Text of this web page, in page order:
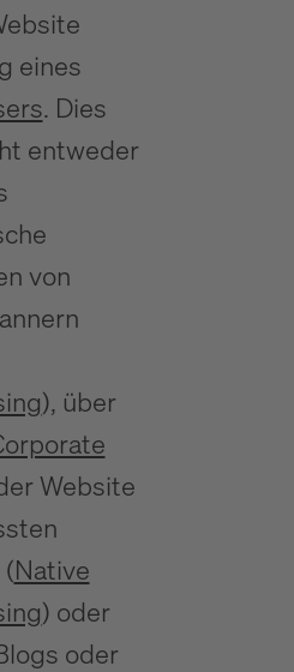
eines
. Dies
entweder
von
), über
Website
Native
) oder
oder